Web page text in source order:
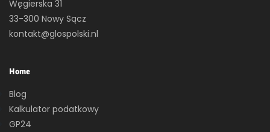
Węgierska 31
33-300 Nowy Sącz
kontakt@glospolski.nl
Home
Blog
Kalkulator podatkowy
GP24